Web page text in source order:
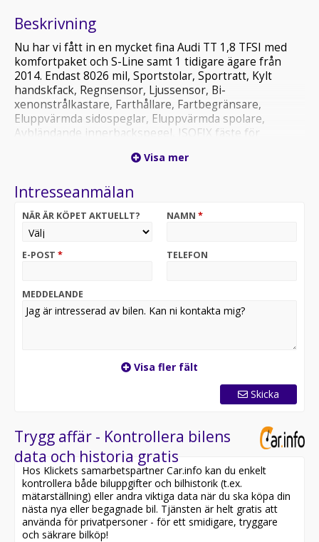
Beskrivning
Nu har vi fått in en mycket fina Audi TT 1,8 TFSI med
komfortpaket och S-Line samt 1 tidigare ägare från
2014. Endast 8026 mil, Sportstolar, Sportratt, Kylt
handskfack, Regnsensor, Ljussensor, Bi-
xenonstrålkastare, Farthållare, Fartbegränsare,
Eluppvärmda sidospeglar, Eluppvärmda spolare,
Avbländande innerbackspegel, ISOFIX fäste för
Audi, TT, 1,8 TFSI, Bensin, 1 ägare, Mycket fin
Byte, Avbetalning, Ring ( Ola) 0705543880, Ring (
Denna utrustningslista hämtas från en databas så
avvikelser kan förekomma
Visa mer
Intresseanmälan
NÄR ÄR KÖPET AKTUELLT? NAMN *
E-POST * TELEFON
MEDDELANDE
Visa fler fält
Skicka
Trygg affär - Kontrollera bilens
data och historia gratis
Hos Klickets samarbetspartner Car.info kan du enkelt
kontrollera både biluppgifter och bilhistorik (t.ex.
mätarställning) eller andra viktiga data när du ska köpa din
nästa nya eller begagnade bil. Tjänsten är helt gratis att
använda för privatpersoner - för ett smidigare, tryggare
och säkrare bilköp!